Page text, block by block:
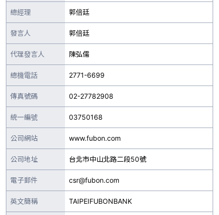
總經理 郭倍廷
發言人 郭倍廷
代理發言人 陳弘儒
總機電話 2771-6699
傳真號碼 02-27782908
統一編號 03750168
公司網站 www.fubon.com
公司地址 台北市中山北路二段50號
電子郵件 csr@fubon.com
英文簡稱 TAIPEIFUBONBANK